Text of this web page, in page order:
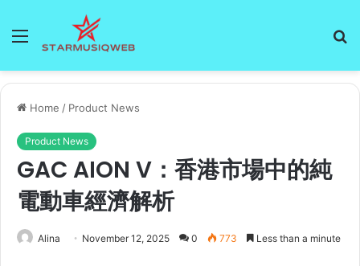
Menu
Home / Product News
Product News
GAC AION V：香港市場中的純
電動車經濟解析
Alina November 12, 2025 0 773 Less than a minute